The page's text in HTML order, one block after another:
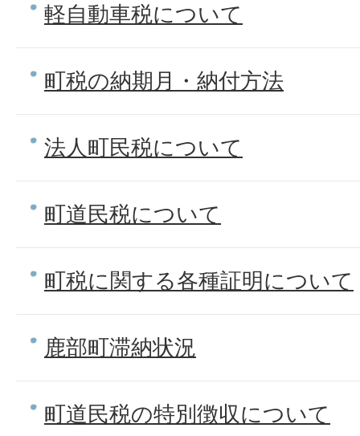
軽自動車税について
町税の納期月・納付方法
法人町民税について
町道民税について
町税に関する各種証明について
鹿部町滞納状況
町道民税の特別徴収について